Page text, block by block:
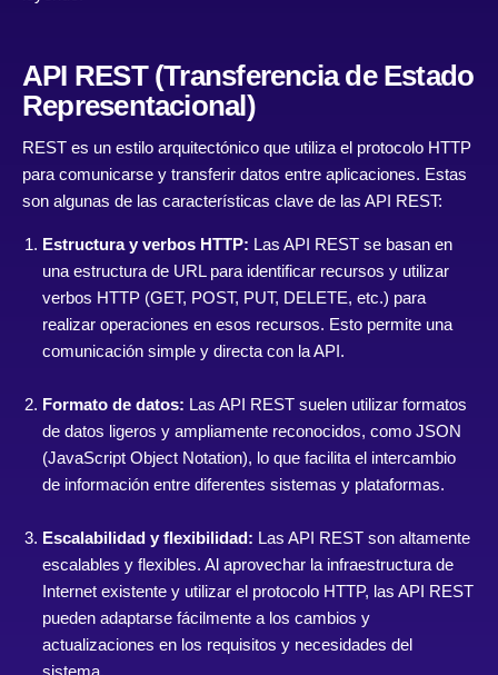
API REST (Transferencia de Estado
Representacional)
REST es un estilo arquitectónico que utiliza el protocolo HTTP
para comunicarse y transferir datos entre aplicaciones. Estas
son algunas de las características clave de las API REST:
Estructura y verbos HTTP: Las API REST se basan en
una estructura de URL para identificar recursos y utilizar
verbos HTTP (GET, POST, PUT, DELETE, etc.) para
realizar operaciones en esos recursos. Esto permite una
comunicación simple y directa con la API.
Formato de datos: Las API REST suelen utilizar formatos
de datos ligeros y ampliamente reconocidos, como JSON
(JavaScript Object Notation), lo que facilita el intercambio
de información entre diferentes sistemas y plataformas.
Escalabilidad y flexibilidad: Las API REST son altamente
escalables y flexibles. Al aprovechar la infraestructura de
Internet existente y utilizar el protocolo HTTP, las API REST
pueden adaptarse fácilmente a los cambios y
actualizaciones en los requisitos y necesidades del
sistema.